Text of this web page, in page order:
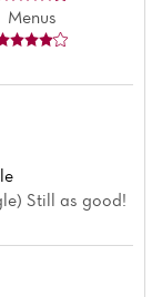
Menus
Still as good!